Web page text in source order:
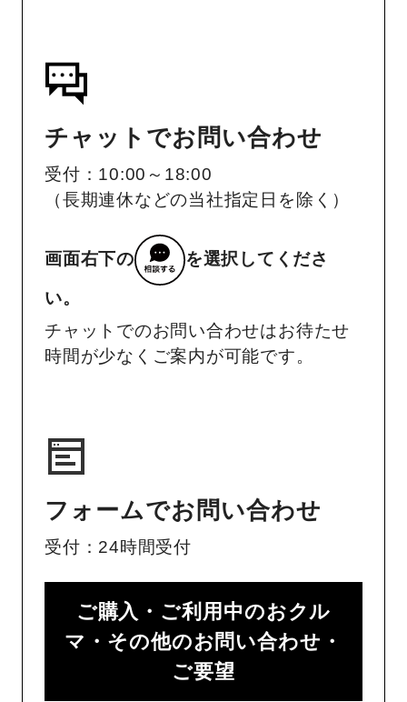
チャットでお問い合わせ
受付：10:00～18:00
（長期連休などの当社指定日を除く）
画面右下の を選択してくださ
い。
チャットでのお問い合わせはお待たせ
時間が少なくご案内が可能です。
フォームでお問い合わせ
受付：24時間受付
ご購入・ご利用中のおクル
マ・その他のお問い合わせ・
ご要望​